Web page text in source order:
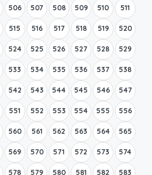
506 507 508 509 510 511
515 516 517 518 519 520
524 525 526 527 528 529
533 534 535 536 537 538
542 543 544 545 546 547
551 552 553 554 555 556
560 561 562 563 564 565
569 570 571 572 573 574
578 579 580 581 582 583